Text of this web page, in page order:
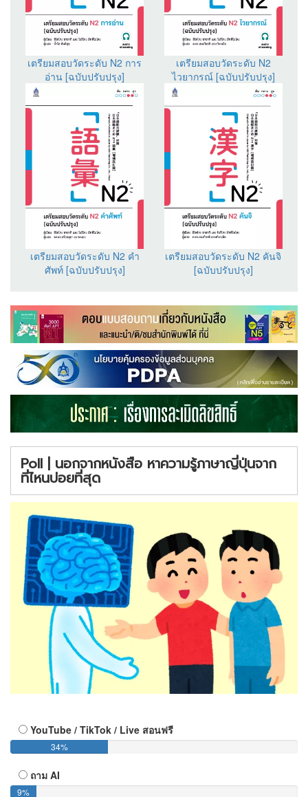
เตรียมสอบวัดระดับ N2 การ
อ่าน [ฉบับปรับปรุง]
เตรียมสอบวัดระดับ N2
ไวยากรณ์ [ฉบับปรับปรุง]
เตรียมสอบวัดระดับ N2 คำ
ศัพท์ [ฉบับปรับปรุง]
เตรียมสอบวัดระดับ N2 คันจิ
[ฉบับปรับปรุง]
Poll | นอกจากหนังสือ หาความรู้ภาษาญี่ปุ่นจาก
ที่ไหนบ่อยที่สุด
YouTube / TikTok / Live สอนฟรี
34%
ถาม AI
9%